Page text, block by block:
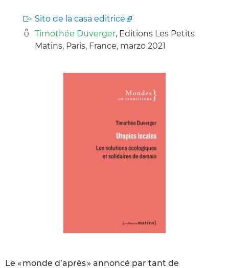
Sito de la casa editrice
Timothée Duverger, Editions Les Petits
Matins, Paris, France, marzo 2021
Le « monde d’après » annoncé par tant de